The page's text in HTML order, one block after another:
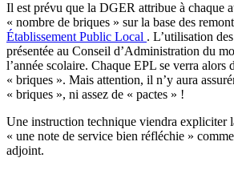
Il est prévu que la DGER attribue à chaque
« nombre de briques » sur la base des
Établissement Public Local . L’utilisation
présentée au Conseil d’Administration du
l’année scolaire. Chaque EPL se verra alors
« briques ». Mais attention, il n’y aura
« briques », ni assez de « pactes » !
Une instruction technique viendra expliciter
« une note de service bien réfléchie »
adjoint.